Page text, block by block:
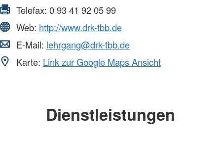
Telefax: 0 93 41 92 05 99
Web: http://www.drk-tbb.de
E-Mail: lehrgang@drk-tbb.de
Karte: Link zur Google Maps Ansicht
Dienstleistungen